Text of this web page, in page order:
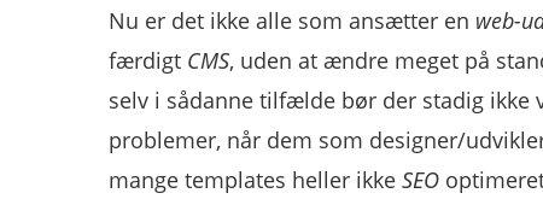
Nu er det ikke alle som ansætter en web-
færdigt CMS, uden at ændre meget på
selv i sådanne tilfælde bør der stadig ikke
problemer, når dem som designer/
mange templates heller ikke SEO